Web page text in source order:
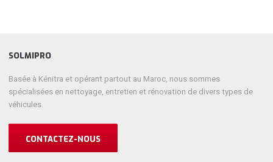
SOLMIPRO
Basée à Kénitra et opérant partout au Maroc, nous sommes
spécialisées en nettoyage, entretien et rénovation de divers types de
véhicules.
CONTACTEZ-NOUS